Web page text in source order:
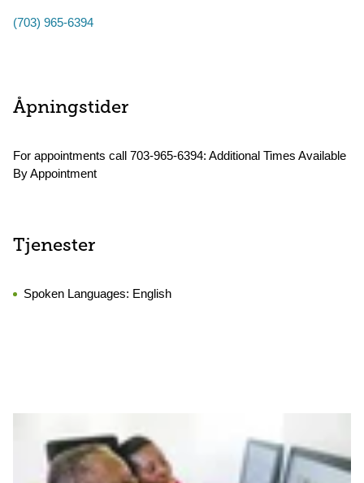
(703) 965-6394
Åpningstider
For appointments call 703-965-6394: Additional Times Available
By Appointment
Tjenester
Spoken Languages: English